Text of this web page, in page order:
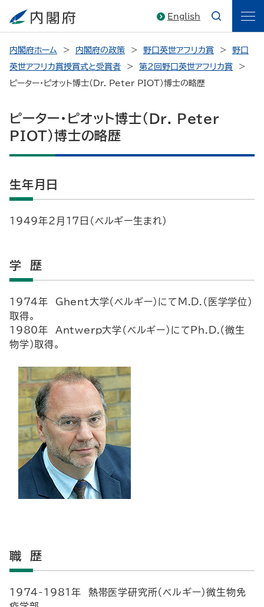
English
内閣府ホーム 内閣府の政策 野口英世アフリカ賞
野口
英世アフリカ賞授賞式と受賞者
第2回野口英世アフリカ賞
ピーター・ピオット博士(Dr. Peter PIOT)博士の略歴
ピーター・ピオット博士(Dr. Peter
PIOT)博士の略歴
生年月日
1949年2月17日（ベルギー生まれ）
学 歴
1974年 Ghent大学（ベルギー）にてM.D.（医学学位）
取得。
1980年 Antwerp大学（ベルギー）にてPh.D.（微生
物学）取得。
職 歴
1974-1981年 熱帯医学研究所（ベルギー）微生物免